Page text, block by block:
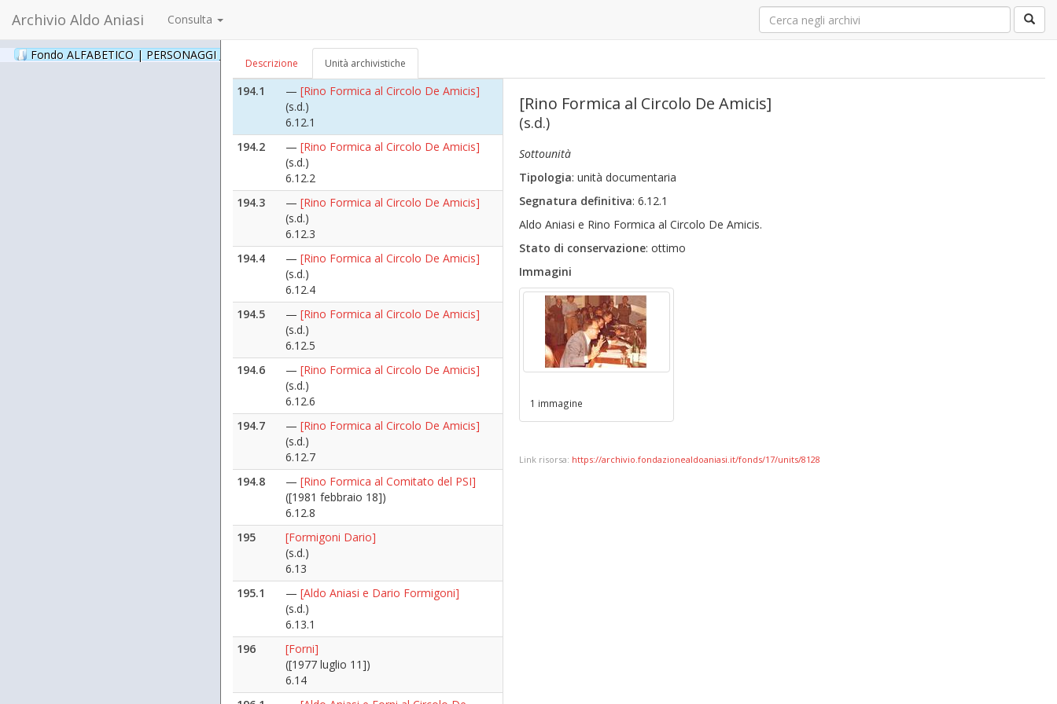
Archivio Aldo Aniasi Consulta
Fondo ALFABETICO | PERSONAGGI _ Archivio Fotografico
Descrizione Unità archivistiche
([1981 febbraio 18])
6.12
194.1
— [Rino Formica al Circolo De Amicis]
(s.d.)
6.12.1
194.2
— [Rino Formica al Circolo De Amicis]
(s.d.)
6.12.2
194.3
— [Rino Formica al Circolo De Amicis]
(s.d.)
6.12.3
194.4
— [Rino Formica al Circolo De Amicis]
(s.d.)
6.12.4
194.5
— [Rino Formica al Circolo De Amicis]
(s.d.)
6.12.5
194.6
— [Rino Formica al Circolo De Amicis]
(s.d.)
6.12.6
194.7
— [Rino Formica al Circolo De Amicis]
(s.d.)
6.12.7
194.8
— [Rino Formica al Comitato del PSI]
([1981 febbraio 18])
6.12.8
195
[Formigoni Dario]
(s.d.)
6.13
195.1
— [Aldo Aniasi e Dario Formigoni]
(s.d.)
6.13.1
196
[Forni]
([1977 luglio 11])
6.14
[Rino Formica al Circolo De Amicis]
(s.d.)
Sottounità
Tipologia: unità documentaria
Segnatura definitiva: 6.12.1
Aldo Aniasi e Rino Formica al Circolo De Amicis.
Stato di conservazione: ottimo
Immagini
1 immagine
Link risorsa: https://archivio.fondazionealdoaniasi.it/fonds/17/units/8128